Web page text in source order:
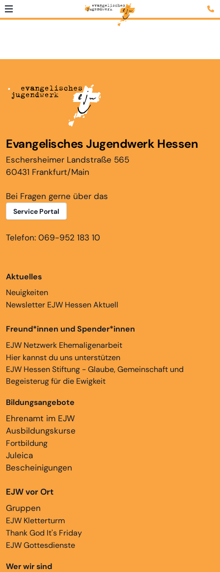
Evangelisches Jugendwerk Hessen
Eschersheimer Landstraße 565
60431 Frankfurt/Main
Bei Fragen gerne über das
Service Portal
Telefon: 069-952 183 10
Aktuelles
Neuigkeiten
Newsletter EJW Hessen Aktuell
Freund*innen und Spender*innen
EJW Netzwerk Ehemaligenarbeit
Hier kannst du uns unterstützen
EJW Hessen Stiftung - Glaube, Gemeinschaft und
Begeisterug für die Ewigkeit
Bildungsangebote
Ehrenamt im EJW
Ausbildungskurse
Fortbildung
Juleica
Bescheinigungen
EJW vor Ort
Gruppen
EJW Kletterturm
Thank God It's Friday
EJW Gottesdienste
Wer wir sind